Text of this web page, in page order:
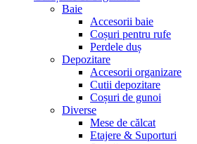
Baie
Accesorii baie
Coșuri pentru rufe
Perdele duș
Depozitare
Accesorii organizare
Cutii depozitare
Coșuri de gunoi
Diverse
Mese de călcat
Etajere & Suporturi